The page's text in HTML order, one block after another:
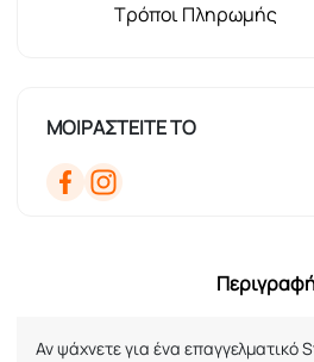
Τρόποι Πληρωμής
ΜΟΙΡΑΣΤΕΙΤΕ ΤΟ
Αν ψάχνετε για ένα επαγγελματικό